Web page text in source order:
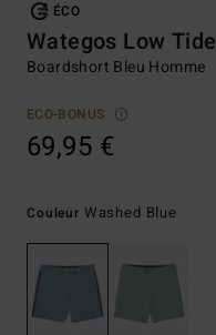
ÉCO
Wategos Low Tide
Boardshort Bleu Homme
ECO-BONUS
69,95 €
Couleur Washed Blue